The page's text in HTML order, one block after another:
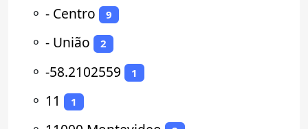
⚬ - Centro 9
⚬ - União 2
⚬ -58.2102559 1
⚬ 11 1